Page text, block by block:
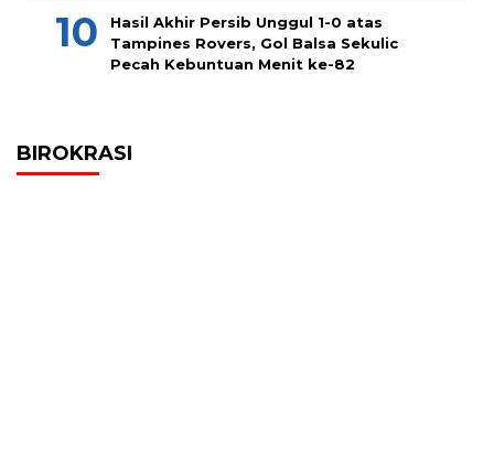
Hasil Akhir Persib Unggul 1-0 atas
Tampines Rovers, Gol Balsa Sekulic
Pecah Kebuntuan Menit ke-82
BIROKRASI